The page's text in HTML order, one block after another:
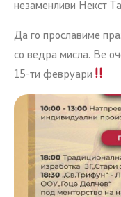
незаменливи Некст
Да го прославиме
со ведра мисла. Ве
15-ти февруари